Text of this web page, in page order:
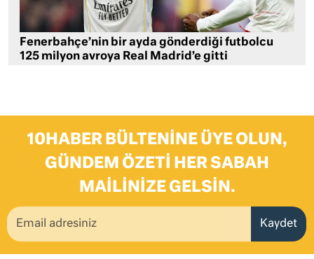
Fenerbahçe’nin bir ayda gönderdiği futbolcu
125 milyon avroya Real Madrid’e gitti
10HABER BÜLTENINE ÜYE OLUN,
GÜNDEM ÖZETI HER SABAH
MAILINIZE GELSIN.
Kaydet